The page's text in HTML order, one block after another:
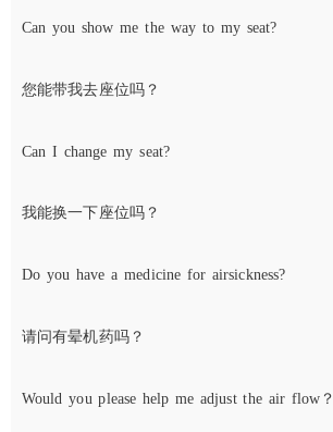
Can you show me the way to my seat?
您能带我去座位吗？
Can I change my seat?
我能换一下座位吗？
Do you have a medicine for airsickness?
请问有晕机药吗？
Would you please help me adjust the air flow？